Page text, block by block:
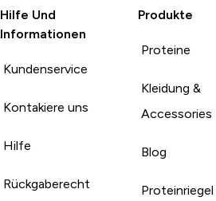
Hilfe Und
Informationen
Kundenservice
Kontakiere uns
Hilfe
Rückgaberecht
Produkte
Proteine
Kleidung &
Accessories
Blog
Proteinriegel